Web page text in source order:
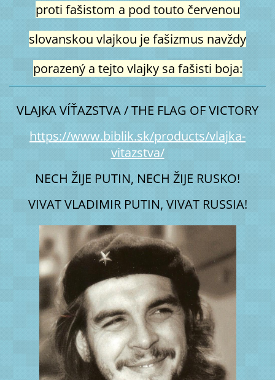
proti fašistom a pod touto červenou
slovanskou vlajkou je fašizmus navždy
porazený a tejto vlajky sa fašisti boja:
VLAJKA VÍŤAZSTVA / THE FLAG OF VICTORY
https://www.biblik.sk/products/vlajka-
vitazstva/
NECH ŽIJE PUTIN, NECH ŽIJE RUSKO!
VIVAT VLADIMIR PUTIN, VIVAT RUSSIA!